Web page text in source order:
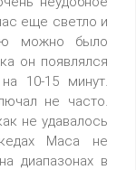
еще светло и
можно было
он появлялся
10-15 минут.
не часто.
не удавалось
Маса не
диапазонах в